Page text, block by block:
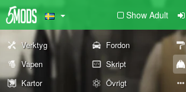
Show Adult
Verktyg Fordon
Vapen
Skript
Kartor
Övrigt